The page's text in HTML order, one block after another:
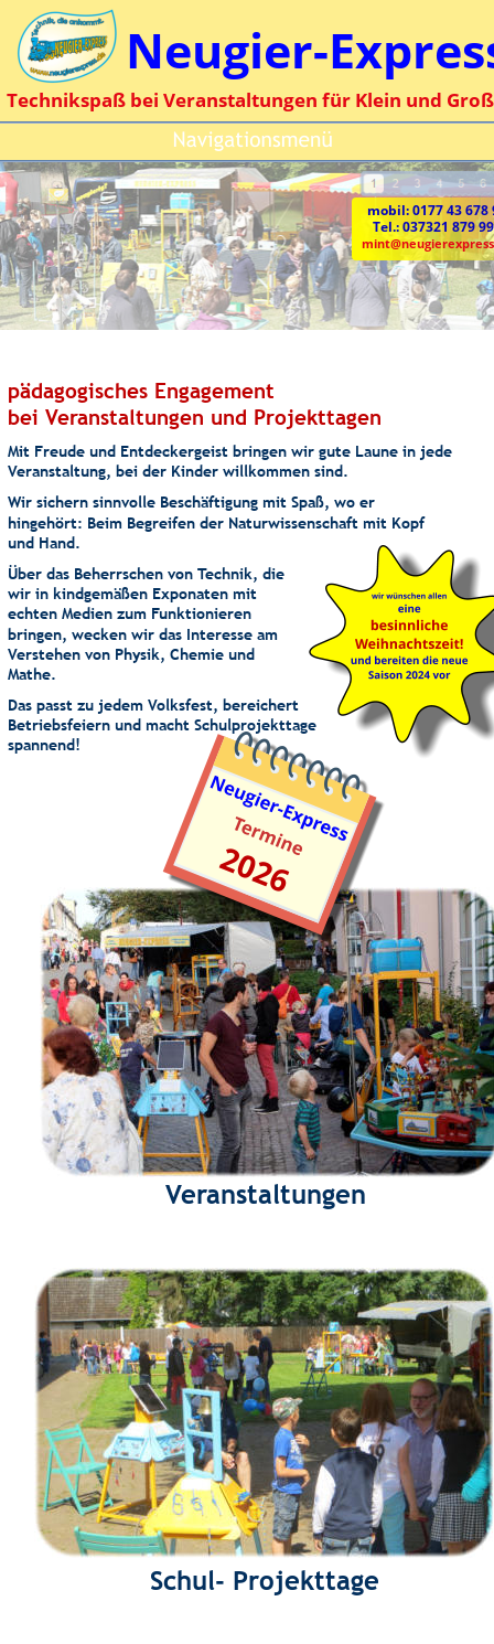
pädagogisches Engagement
bei Veranstaltungen und Projekttagen
Mit Freude und Entdeckergeist bringen wir gute Laune in jede
Veranstaltung, bei der Kinder willkommen sind.
Wir sichern sinnvolle Beschäftigung mit Spaß, wo er
hingehört: Beim Begreifen der Naturwissenschaft mit Kopf
und Hand.
Über das Beherrschen von Technik, die
wir in kindgemäßen Exponaten mit
echten Medien zum Funktionieren
bringen, wecken wir das Interesse am
Verstehen von Physik, Chemie und
Mathe.
Das passt zu jedem Volksfest, bereichert
Betriebsfeiern und macht Schulprojekttage
spannend!
Neugier-
Technikspaß bei Veranstaltungen für Klein und Groß
mobil: 0177 43 678
Tel.: 037321 879
Veranstaltungen
Schul- Projekttage